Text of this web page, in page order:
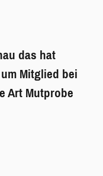
das hat
Mitglied bei
Art Mutprobe